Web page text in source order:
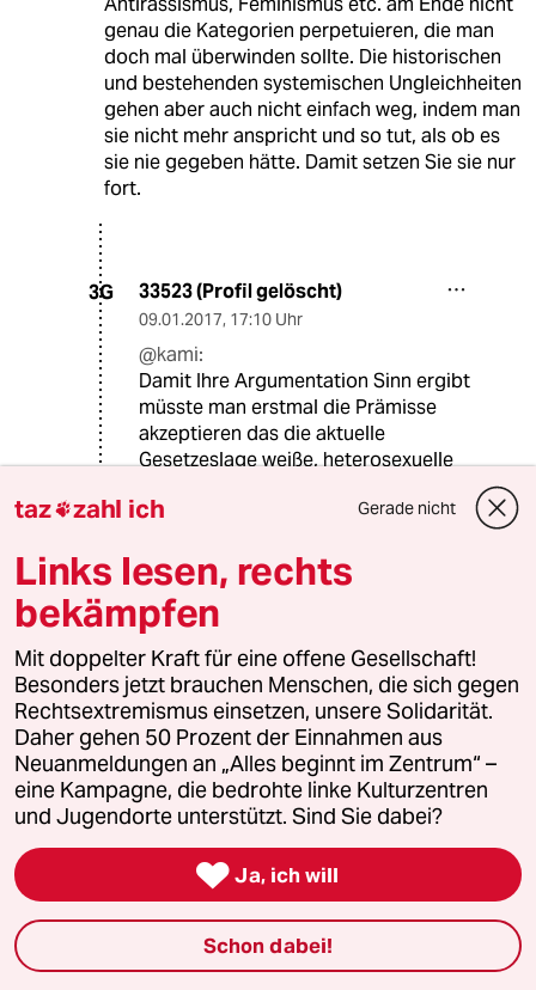
genau die Kategorien perpetuieren, die man
doch mal überwinden sollte. Die historischen
und bestehenden systemischen Ungleichheiten
gehen aber auch nicht einfach weg, indem man
sie nicht mehr anspricht und so tut, als ob es
sie nie gegeben hätte. Damit setzen Sie sie nur
fort.
3G 33523 (Profil gelöscht)
09.01.2017, 17:10 Uhr
@kami:
Damit Ihre Argumentation Sinn ergibt
müsste man erstmal die Prämisse
akzeptieren das die aktuelle
Gesetzeslage weiße, heterosexuelle
Gesetzen die explizit eine
Alter, Haufarbe, Religion,... verbeiten
der Fall sein soll ist mir schleierhaft.
Sie vertauschen fast durchgängig
das Recht etwas zu dürfen mit dem
Erreichen des gleichen Ergebnisses.
Das ist ein riesen Unterschied. Wenn
Chancengleichheit herrscht wird es
immer unterschiedliche Resultate
geben. Wenn man Chancengleicheit
will muss man das Ergebnis auch
ertragen.
“Dennoch gibt es systemische
Ungleichheiten”
taz zahl ich Gerade nicht
Links lesen, rechts
bekämpfen
Mit doppelter Kraft für eine offene Gesellschaft!
Besonders jetzt brauchen Menschen, die sich gegen
Rechtsextremismus einsetzen, unsere Solidarität.
Daher gehen 50 Prozent der Einnahmen aus
Neuanmeldungen an „Alles beginnt im Zentrum“ –
eine Kampagne, die bedrohte linke Kulturzentren
und Jugendorte unterstützt. Sind Sie dabei?
 Ja, ich will
Schon dabei!